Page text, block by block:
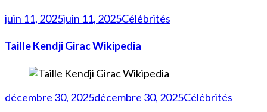
juin 11, 2025juin 11, 2025Célébrités
Taille Kendji Girac Wikipedia
décembre 30, 2025décembre 30, 2025Célébrités